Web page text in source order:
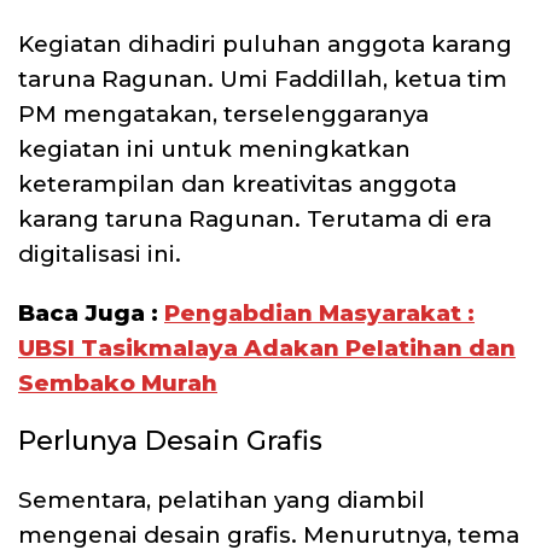
Kegiatan dihadiri puluhan anggota karang
taruna Ragunan. Umi Faddillah, ketua tim
PM mengatakan, terselenggaranya
kegiatan ini untuk meningkatkan
keterampilan dan kreativitas anggota
karang taruna Ragunan. Terutama di era
digitalisasi ini.
Baca Juga : Pengabdian Masyarakat :
UBSI Tasikmalaya Adakan Pelatihan dan
Sembako Murah
Perlunya Desain Grafis
Sementara, pelatihan yang diambil
mengenai desain grafis. Menurutnya, tema